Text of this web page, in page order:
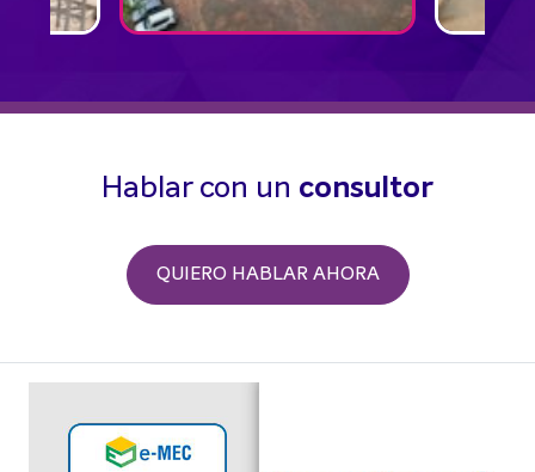
Hablar con un consultor
QUIERO HABLAR AHORA